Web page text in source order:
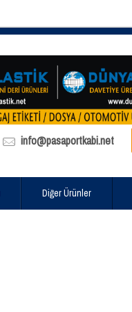
info@pasaportkabi.net
Diğer Ürünler